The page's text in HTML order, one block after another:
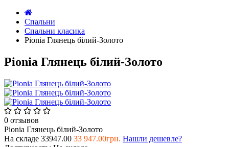
Спальни
Спальни класика
Pionia Глянець білий-Золото
Pionia Глянець білий-Золото
0 отзывов
Pionia Глянець білий-Золото
На складе 33947.00 33 947.00грн. Нашли дешевле?